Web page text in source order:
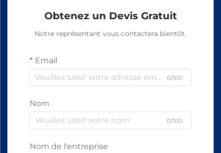
Obtenez un Devis Gratuit
Notre représentant vous contactera bientôt.
Email
0/100
Nom
0/100
Nom de l'entreprise